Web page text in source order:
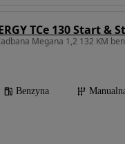
TCe 130 Start &
Megana 1,2 132 KM
Benzyna